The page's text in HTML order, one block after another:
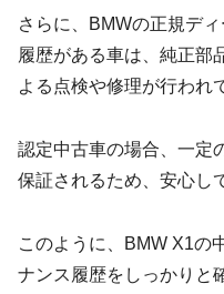
さらに、BMWの正規デ
履歴がある車は、純正部
よる点検や修理が行われ
認定中古車の場合、一定
保証されるため、安心し
このように、BMW X1の
ナンス履歴をしっかりと